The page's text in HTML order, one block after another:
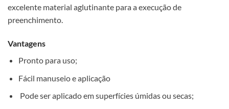
excelente material aglutinante para a execução de
preenchimento.
Vantagens
Pronto para uso;
Fácil manuseio e aplicação
Pode ser aplicado em superfícies úmidas ou secas;